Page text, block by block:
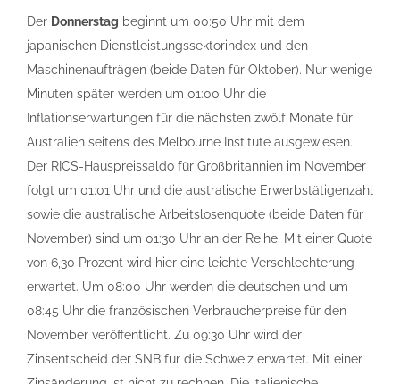
Der Donnerstag beginnt um 00:50 Uhr mit dem
japanischen Dienstleistungssektorindex und den
Maschinenaufträgen (beide Daten für Oktober). Nur wenige
Minuten später werden um 01:00 Uhr die
Inflationserwartungen für die nächsten zwölf Monate für
Australien seitens des Melbourne Institute ausgewiesen.
Der RICS-Hauspreissaldo für Großbritannien im November
folgt um 01:01 Uhr und die australische Erwerbstätigenzahl
sowie die australische Arbeitslosenquote (beide Daten für
November) sind um 01:30 Uhr an der Reihe. Mit einer Quote
von 6,30 Prozent wird hier eine leichte Verschlechterung
erwartet. Um 08:00 Uhr werden die deutschen und um
08:45 Uhr die französischen Verbraucherpreise für den
November veröffentlicht. Zu 09:30 Uhr wird der
Zinsentscheid der SNB für die Schweiz erwartet. Mit einer